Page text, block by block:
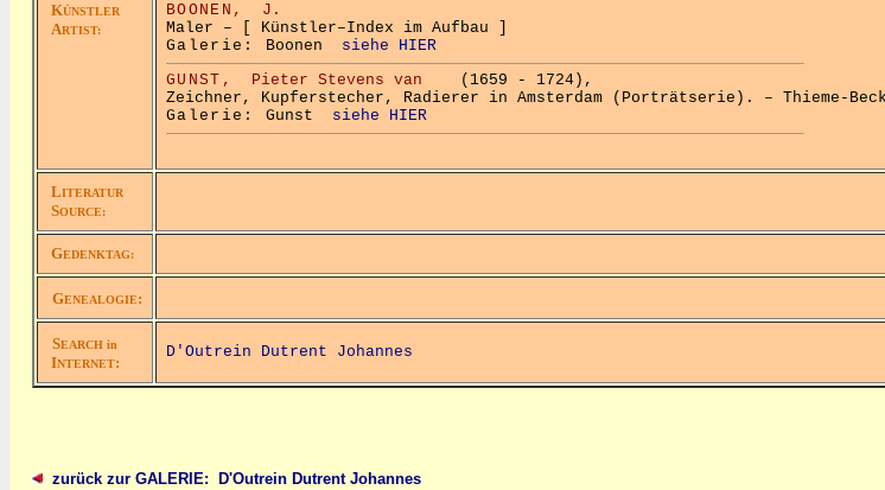
KÜNSTLER
ARTIST:
BOONEN,
J.
Maler – [ Künstler–Index im Aufbau ]
Galerie: Boonen siehe HIER
GUNST,
Pieter Stevens van
(1659 - 1724),
Zeichner, Kupferstecher, Radierer in Amsterdam (Porträtserie). – Thieme-
Galerie: Gunst siehe HIER
LITERATUR
SOURCE:
GEDENKTAG:
GENEALOGIE:
SEARCH in
INTERNET:
D'Outrein Dutrent Johannes
zurück zur GALERIE: D'Outrein Dutrent Johannes